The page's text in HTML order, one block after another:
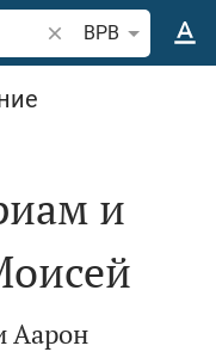
Търсете стих или
BPB
и
Аарон